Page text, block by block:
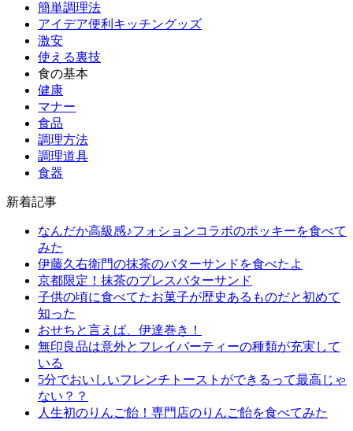
簡単調理法
アイデア便利キッチングッズ
激安
使える裏技
食の基本
健康
マナー
食品
調理方法
調理道具
食器
新着記事
なんだか高級感♪フォションコラボのポッキーを食べて
みた
伊藤久右衛門の抹茶のバターサンドを食べたよ
京都限定！抹茶のプレスバターサンド
子供の頃に食べてたお菓子が歴史あるものだと初めて
知った
おせちと言えば、伊達巻き！
無印良品は意外とフレイバーティーの種類が充実して
いる
5分でおいしいフレンチトーストができるって最高じゃ
ない？？
人生初のりんご飴！専門店のりんご飴を食べてみた